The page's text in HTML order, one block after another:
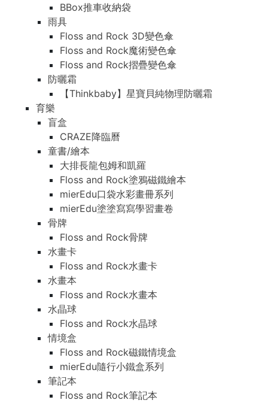
BBox推車收納袋
雨具
Floss and Rock 3D變色傘
Floss and Rock魔術變色傘
Floss and Rock摺疊變色傘
防曬霜
【Thinkbaby】星寶貝純物理防曬霜
育樂
盲盒
CRAZE降臨曆
童書/繪本
大排長龍包姆和凱羅
Floss and Rock塗鴉磁鐵繪本
mierEdu口袋水彩畫冊系列
mierEdu塗塗寫寫學習畫卷
骨牌
Floss and Rock骨牌
水畫卡
Floss and Rock水畫卡
水畫本
Floss and Rock水畫本
水晶球
Floss and Rock水晶球
情境盒
Floss and Rock磁鐵情境盒
mierEdu隨行小鐵盒系列
筆記本
Floss and Rock筆記本